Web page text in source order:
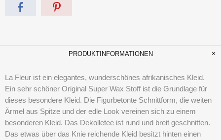
PRODUKTINFORMATIONEN
La Fleur ist ein elegantes, wunderschönes afrikanisches Kleid.
Ein sehr schöner Original Super Wax Stoff ist die Grundlage für
dieses besondere Kleid. Die Figurbetonte Schnittform, die weiten
Ärmel aus Spitze und der edle Look vereinen sich zu einem
besonderen Kleid. Das Dekolletee ist rund und breit geschnitten.
Das etwas über das Knie reichende Kleid besitzt hinten einen